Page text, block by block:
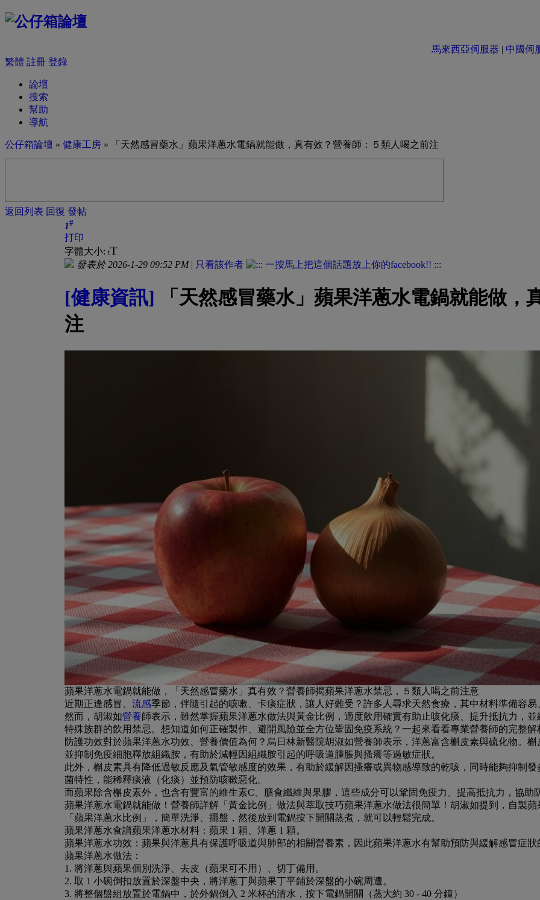
馬來西亞伺服器 | 中國伺
繁體 註冊 登錄
論壇
搜索
幫助
導航
公仔箱論壇 » 健康工房 » 「天然感冒藥水」蘋果洋蔥水電鍋就能做，真有效？營養師：５類人喝之前注
返回列表 回復 發帖
1#
打印
字體大小: tT
發表於 2026-1-29 09:52 PM| 只看該作者
[健康資訊] 「天然感冒藥水」蘋果洋蔥水電鍋就能做，
注
蘋果洋蔥水電鍋就能做，「天然感冒藥水」真有效？營養師揭蘋果洋蔥水禁忌，５類人喝之前注意
近期正逢感冒、 流感季節，伴隨引起的咳嗽、卡痰症狀，讓人好難受？許多人尋求天然食療，其中材料準備容
然而，胡淑如營養師表示，雖然掌握蘋果洋蔥水做法與黃金比例，適度飲用確實有助止咳化痰、提升抵抗力，
特殊族群的飲用禁忌。想知道如何正確製作、避開風險並全方位鞏固免疫系統？一起來看看專業營養師的完整
防護功效對於蘋果洋蔥水功效、營養價值為何？烏日林新醫院胡淑如營養師表示，洋蔥富含槲皮素與硫化物。
並抑制免疫細胞釋放組織胺，有助於減輕因組織胺引起的呼吸道腫脹與搔癢等過敏症狀。
此外，槲皮素具有降低過敏反應及氣管敏感度的效果，有助於緩解因搔癢或異物感導致的乾咳，同時能夠抑制發
菌特性， 能稀釋痰液（化痰）並預防咳嗽惡化。
而蘋果除含槲皮素外，也含有豐富的維生素C、膳食纖維與果膠，這些成分可以鞏固免疫力、提高抵抗力，協助
蘋果洋蔥水電鍋就能做！營養師詳解「黃金比例」做法與萃取技巧蘋果洋蔥水做法很簡單！胡淑如提到，自製
「蘋果洋蔥水比例」，簡單洗淨、擺盤，然後放到電鍋按下開關蒸煮，就可以輕鬆完成。
蘋果洋蔥水食譜蘋果洋蔥水材料： 蘋果 1 顆、洋蔥 1 顆。
蘋果洋蔥水功效： 蘋果與洋蔥具有保護呼吸道與肺部的相關營養素，因此蘋果洋蔥水有幫助預防與緩解感冒症狀
蘋果洋蔥水做法：
1. 將洋蔥與蘋果個別洗淨、去皮（蘋果可不用）、切丁備用。
2. 取 1 小碗倒扣放置於深盤中央，將洋蔥丁與蘋果丁平鋪於深盤的小碗周遭。
3. 將整個盤組放置於電鍋中，於外鍋倒入 2 米杯的清水，按下電鍋開關（蒸大約 30 - 40 分鐘）